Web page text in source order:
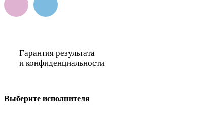
Гарантия результата
и конфиденциальности
Выберите исполнителя